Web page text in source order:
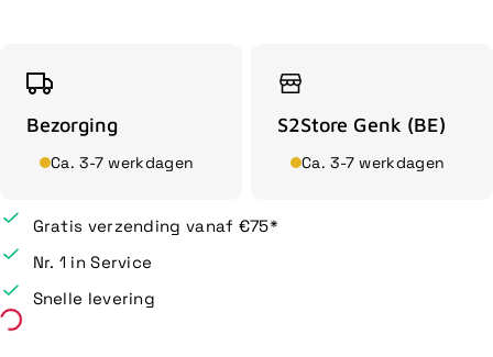
Bezorging
Ca. 3-7 werkdagen
S2Store Genk (BE)
Ca. 3-7 werkdagen
Gratis verzending vanaf €75*
Nr. 1 in Service
Snelle levering